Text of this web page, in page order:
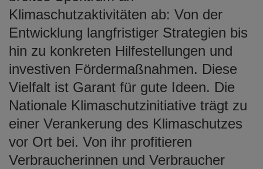
Klimaschutzaktivitäten ab: Von der
Entwicklung langfristiger Strategien bis
hin zu konkreten Hilfestellungen und
investiven Fördermaßnahmen. Diese
Vielfalt ist Garant für gute Ideen. Die
Nationale Klimaschutzinitiative trägt zu
einer Verankerung des Klimaschutzes
vor Ort bei. Von ihr profitieren
Verbraucherinnen und Verbraucher